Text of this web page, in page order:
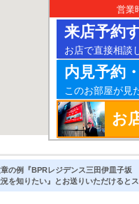
営業
来店予約
お店で直接相談
内見予約
このお部屋が見
お
の例『BPRレジデンス三田伊皿子
を知りたい』とお送りいただけるとス